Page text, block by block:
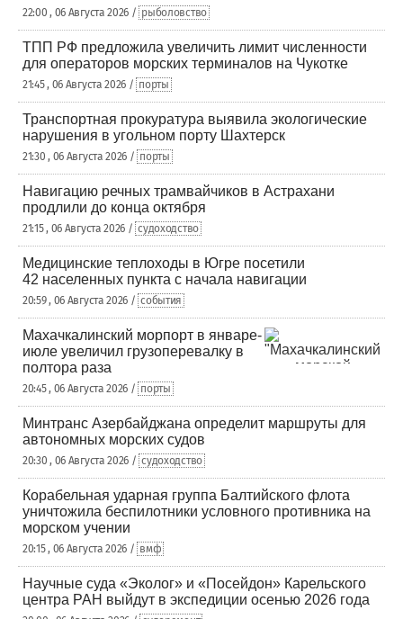
22:00 , 06 Августа 2026 / рыболовство
ТПП РФ предложила увеличить лимит численности
для операторов морских терминалов на Чукотке
21:45 , 06 Августа 2026 / порты
Транспортная прокуратура выявила экологические
нарушения в угольном порту Шахтерск
21:30 , 06 Августа 2026 / порты
Навигацию речных трамвайчиков в Астрахани
продлили до конца октября
21:15 , 06 Августа 2026 / судоходство
Медицинские теплоходы в Югре посетили
42 населенных пункта с начала навигации
20:59 , 06 Августа 2026 / события
Махачкалинский морпорт в январе-
июле увеличил грузоперевалку в
полтора раза
20:45 , 06 Августа 2026 / порты
Минтранс Азербайджана определит маршруты для
автономных морских судов
20:30 , 06 Августа 2026 / судоходство
Корабельная ударная группа Балтийского флота
уничтожила беспилотники условного противника на
морском учении
20:15 , 06 Августа 2026 / вмф
Научные суда «Эколог» и «Посейдон» Карельского
центра РАН выйдут в экспедиции осенью 2026 года